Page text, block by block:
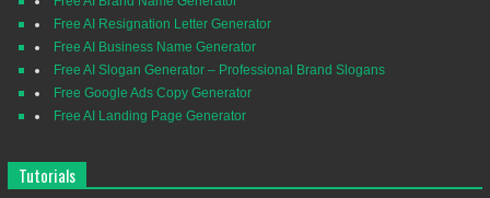
Free AI Resignation Letter Generator
Free AI Business Name Generator
Free AI Slogan Generator – Professional Brand Slogans
Free Google Ads Copy Generator
Free AI Landing Page Generator
Tutorials